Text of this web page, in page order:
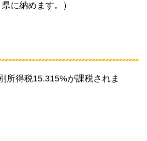
に納めます。）
所得税15.315%が課税されま